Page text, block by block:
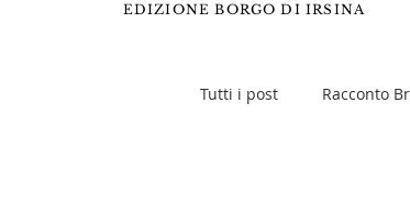
EDIZIONE BORGO DI IRSINA
Tutti i post Racconto